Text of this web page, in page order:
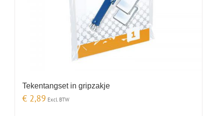
Tekentangset in gripzakje
€ 2,89 Excl. BTW